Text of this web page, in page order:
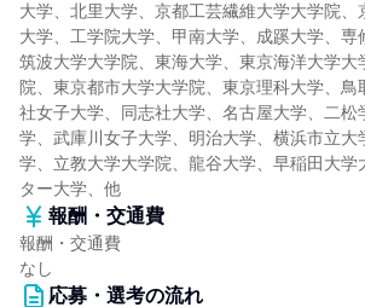
大学、北里大学、京都工芸繊維大学大学院、
大学、工学院大学、甲南大学、成蹊大学、専
筑波大学大学院、東海大学、東京海洋大学大
院、東京都市大学大学院、東京理科大学、鳥
社女子大学、同志社大学、名古屋大学、二松
学、武庫川女子大学、明治大学、横浜市立大
学、立教大学大学院、龍谷大学、早稲田大学
ター大学、他
報酬・交通費
報酬・交通費
なし
応募・選考の流れ